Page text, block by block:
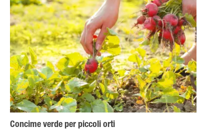
Concime verde per piccoli orti